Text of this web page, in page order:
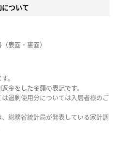
ついて
表面・裏面）
。
金をした金額の表記です。
過剰使用分については入居者様のご
総務省統計局が発表している家計調